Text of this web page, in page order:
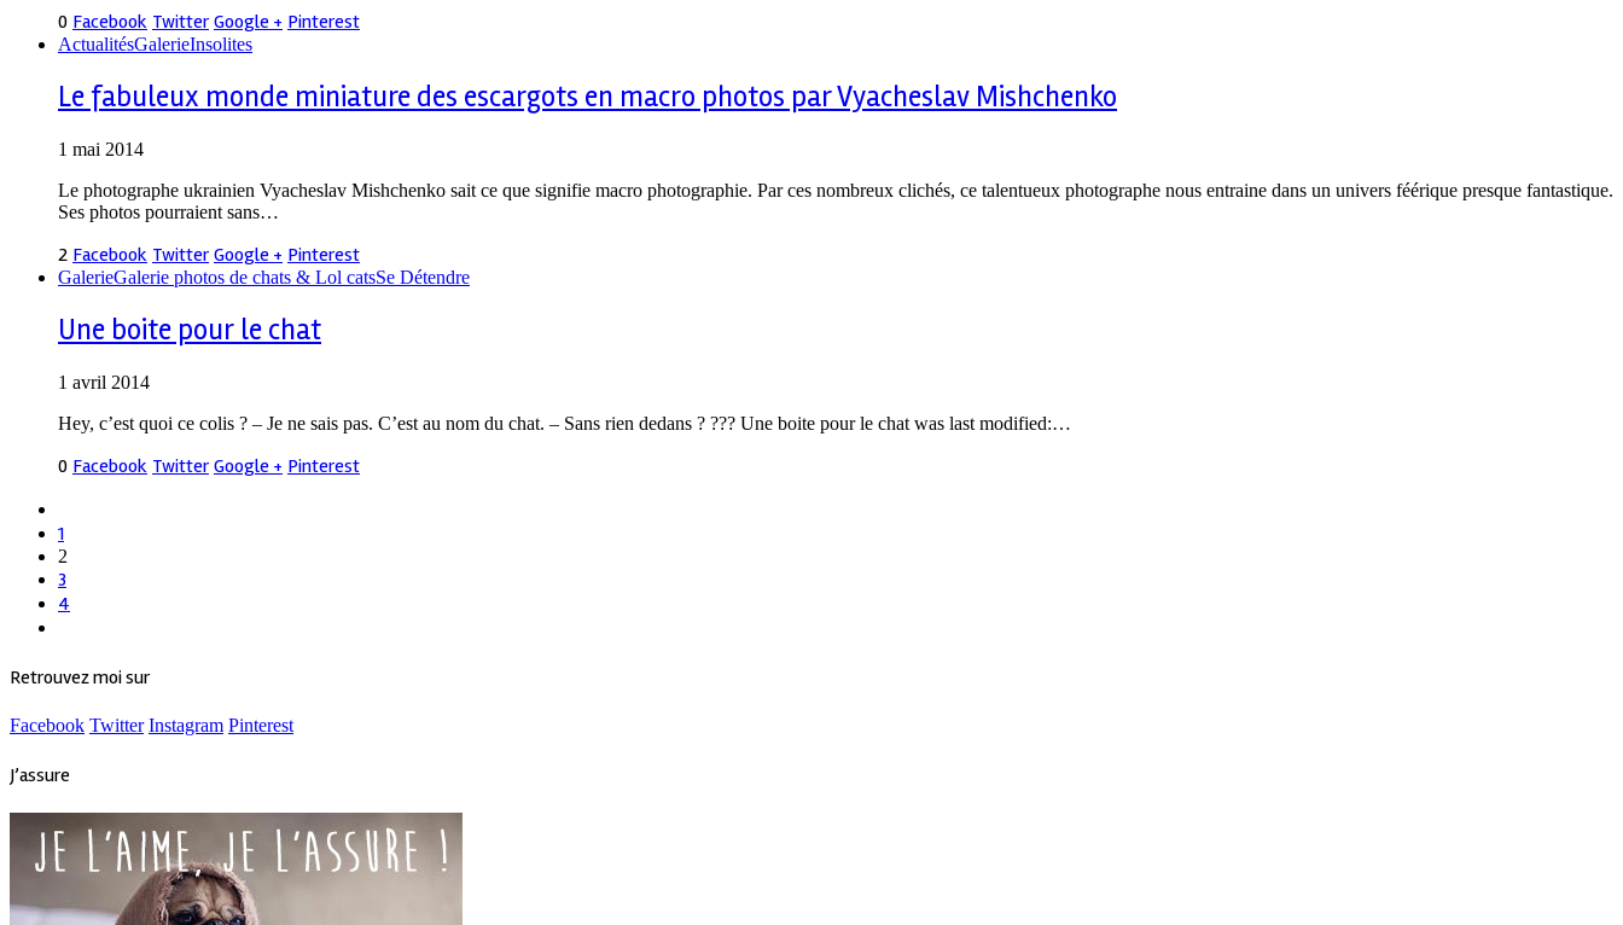
0 Facebook Twitter Google + Pinterest
ActualitésGalerieInsolites
Le fabuleux monde miniature des escargots en macro photos par Vyacheslav Mishchenko
1 mai 2014
Le photographe ukrainien Vyacheslav Mishchenko sait ce que signifie macro photographie. Par ces nombreux clichés, ce talentueux photographe nous entraine dans un univers féérique presque fantastique.
Ses photos pourraient sans…
2 Facebook Twitter Google + Pinterest
GalerieGalerie photos de chats & Lol catsSe Détendre
Une boite pour le chat
1 avril 2014
Hey, c’est quoi ce colis ? – Je ne sais pas. C’est au nom du chat. – Sans rien dedans ? ??? Une boite pour le chat was last modified:…
0 Facebook Twitter Google + Pinterest
1
2
3
4
Retrouvez moi sur
Facebook Twitter Instagram Pinterest
J’assure